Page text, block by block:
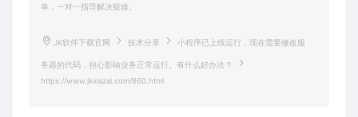
单，一对一指导解决疑难。
JK软件下载官网 技术分享 小程序已上线运行，现在需要修改服
务器的代码，担心影响业务正常运行。有什么好办法？
https://www.jkxiazai.com/860.html